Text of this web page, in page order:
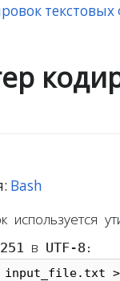
Bash
в UTF-8:
input_file.txt